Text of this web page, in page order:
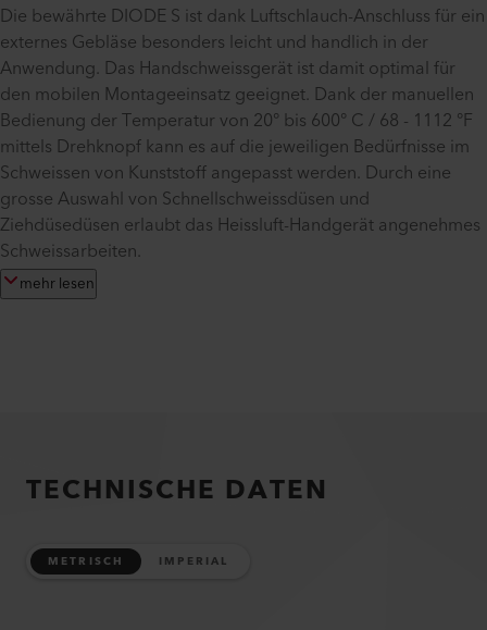
Die bewährte DIODE S ist dank Luftschlauch-Anschluss für ein
externes Gebläse besonders leicht und handlich in der
Anwendung. Das Handschweissgerät ist damit optimal für
den mobilen Montageeinsatz geeignet. Dank der manuellen
Bedienung der Temperatur von 20° bis 600° C / 68 - 1112 °F
mittels Drehknopf kann es auf die jeweiligen Bedürfnisse im
Schweissen von Kunststoff angepasst werden. Durch eine
grosse Auswahl von Schnellschweissdüsen und
Ziehdüsedüsen erlaubt das Heissluft-Handgerät angenehmes
Schweissarbeiten.
mehr lesen
TECHNISCHE DATEN
METRISCH IMPERIAL